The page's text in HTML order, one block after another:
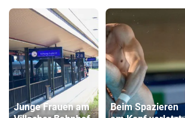
Junge Frauen am
Beim Spazieren